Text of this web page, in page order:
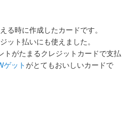
る時に作成したカードです。
ット払いにも使えました。
トがたまるクレジットカードで支払
ゲットがとてもおいしいカードで